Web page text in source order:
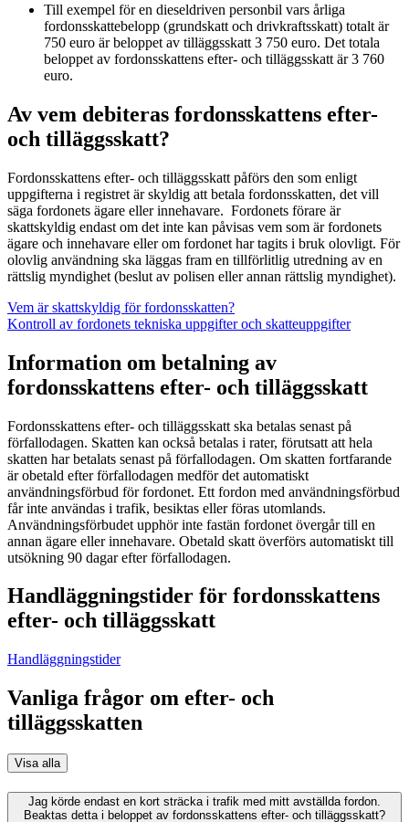
Till exempel för en dieseldriven personbil vars årliga
fordonsskattebelopp (grundskatt och drivkraftsskatt) totalt är
750 euro är beloppet av tilläggsskatt 3 750 euro. Det totala
beloppet av fordonsskattens efter- och tilläggsskatt är 3 760
euro.
Av vem debiteras fordonsskattens efter-
och tilläggsskatt?
Fordonsskattens efter- och tilläggsskatt påförs den som enligt
uppgifterna i registret är skyldig att betala fordonsskatten, det vill
säga fordonets ägare eller innehavare. Fordonets förare är
skattskyldig endast om det inte kan påvisas vem som är fordonets
ägare och innehavare eller om fordonet har tagits i bruk olovligt. För
olovlig användning ska läggas fram en tillförlitlig utredning av en
rättslig myndighet (beslut av polisen eller annan rättslig myndighet).
Vem är skattskyldig för fordonsskatten?
Kontroll av fordonets tekniska uppgifter och skatteuppgifter
Information om betalning av
fordonsskattens efter- och tilläggsskatt
Fordonsskattens efter- och tilläggsskatt ska betalas senast på
förfallodagen. Skatten kan också betalas i rater, förutsatt att hela
skatten har betalats senast på förfallodagen. Om skatten fortfarande
är obetald efter förfallodagen medför det automatiskt
användningsförbud för fordonet. Ett fordon med användningsförbud
får inte användas i trafik, besiktas eller föras utomlands.
Användningsförbudet upphör inte fastän fordonet övergår till en
annan ägare eller innehavare. Obetald skatt överförs automatiskt till
utsökning 90 dagar efter förfallodagen.
Handläggningstider för fordonsskattens
efter- och tilläggsskatt
Handläggningstider
Vanliga frågor om efter- och
tilläggsskatten
Visa alla
Jag körde endast en kort sträcka i trafik med mitt avställda fordon.
Beaktas detta i beloppet av fordonsskattens efter- och tilläggsskatt?